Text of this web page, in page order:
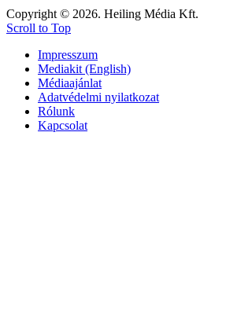
Copyright © 2026. Heiling Média Kft.
Scroll to Top
Impresszum
Mediakit (English)
Médiaajánlat
Adatvédelmi nyilatkozat
Rólunk
Kapcsolat